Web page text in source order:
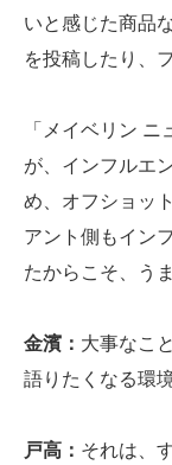
いと感じた商品
を投稿したり、
「メイベリン
が、インフルエ
め、オフショッ
アント側もイン
たからこそ、う
金濱： 大事なこ
語りたくなる環
戸高： それは、